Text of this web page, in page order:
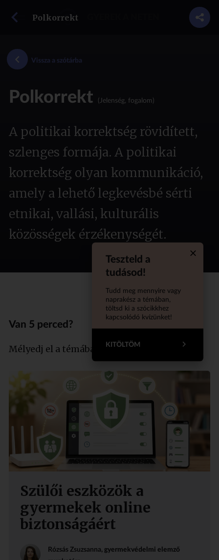
Polkorrekt
Vissza a szótárba
Polkorrekt (Jelenség, fogalom)
A politikai korrektség rövidített,
szlenges formája. A politikai
korrektség olyan kommunikáció,
amely a lehető legkevésbé sérti
etnikai, vallási, kulturális
közösségek érzékenységét.
Teszteld a
tudásod!
Tudd meg mennyire vagy
naprakész a témában,
töltsd ki a szócikkhez
kapcsolódó kvízünket!
KITÖLTÖM
Van 5 perced?
Mélyedj el a témában szakértőnkkel!
Szülői eszközök a
gyermekek online
biztonságáért
Rózsás Zsuzsanna, gyermekvédelmi elemző